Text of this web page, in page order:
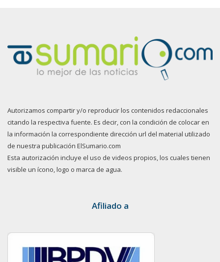
Autorizamos compartir y/o reproducir los contenidos redaccionales
citando la respectiva fuente. Es decir, con la condición de colocar en
la información la correspondiente dirección url del material utilizado
de nuestra publicación ElSumario.com
Esta autorización incluye el uso de videos propios, los cuales tienen
visible un ícono, logo o marca de agua.
Afiliado a